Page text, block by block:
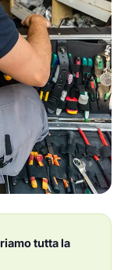
tutta la